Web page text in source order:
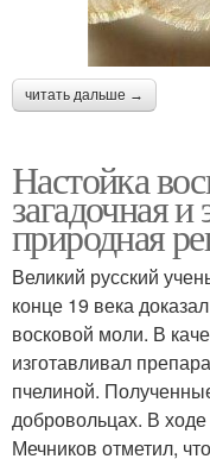
читать дальше →
Настойка
загадочная
природная
Великий русский
конце 19 века
восковой моли. В
изготавливал
пчелиной.
добровольцах. В
Мечников отметил,